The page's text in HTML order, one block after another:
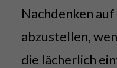
Nachdenken
abzustellen,
die lächerlich